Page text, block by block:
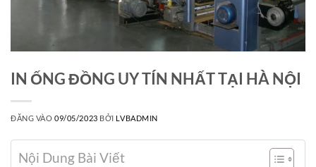
IN ỐNG ĐỒNG UY TÍN NHẤT TẠI HÀ NỘI
ĐĂNG VÀO09/05/2023 BỞI LVBADMIN
Nội Dung Bài Viết